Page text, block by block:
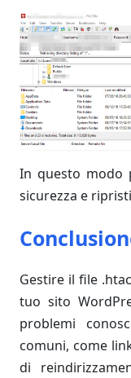
In questo modo
sicurezza e
Gestire il file
tuo sito
problemi
comuni, come
di